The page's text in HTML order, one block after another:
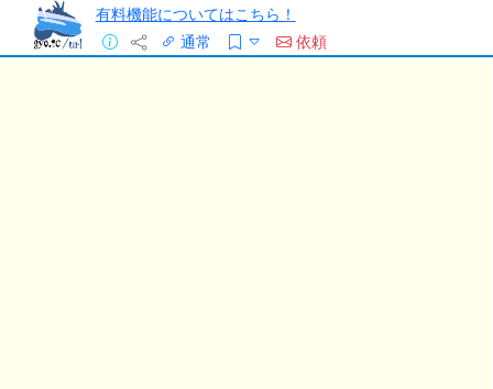
有料機能についてはこちら！
通常
依頼